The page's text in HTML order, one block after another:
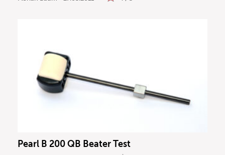
Pearl B 200 QB Beater Test